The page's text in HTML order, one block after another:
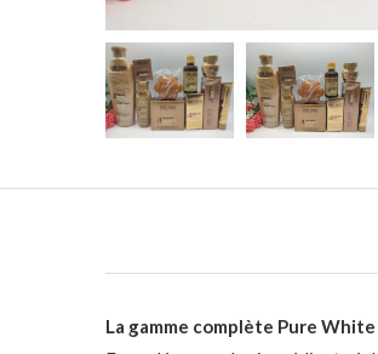
La gamme complète Pure